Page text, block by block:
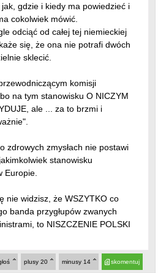
gdzie i kiedy ma powiedzieć i
cokolwiek mówić.
odciąć od całej tej niemieckiej
się, że ona nie potrafi dwóch
sklecić.
komisji
na tym stanowisku O NICZYM
ale ... za to brzmi i
zdrowych zmysłach nie postawi
stanowisku
Europie.
nie widzisz, że WSZYTKO co
banda przygłupów zwanych
to NISZCZENIE POLSKI
skomentuj
minusy 14
plusy 20